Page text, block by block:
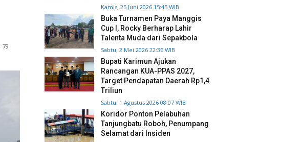
79
Kamis, 25 Juni 2026 15:45 WIB
Buka Turnamen Paya Manggis
Cup I, Rocky Berharap Lahir
Talenta Muda dari Sepakbola
Sabtu, 2 Mei 2026 22:36 WIB
Bupati Karimun Ajukan
Rancangan KUA-PPAS 2027,
Target Pendapatan Daerah Rp1,4
Triliun
Sabtu, 1 Agustus 2026 08:07 WIB
Koridor Ponton Pelabuhan
Tanjungbatu Roboh, Penumpang
Selamat dari Insiden